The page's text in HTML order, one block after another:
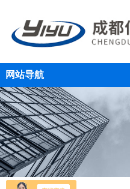
网站导航